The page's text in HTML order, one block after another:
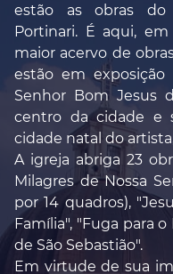
estão as obras do
Portinari. É aqui,
maior acervo de
estão em
Senhor Bom Jesus
centro da cidade e
cidade natal do
A igreja abriga 23
Milagres de Nossa
por 14 quadros),
Família", "Fuga para
de São Sebastião".
Em virtude de sua